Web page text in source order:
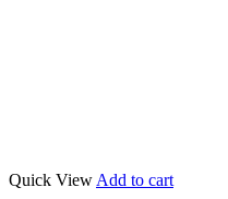
Quick View Add to cart